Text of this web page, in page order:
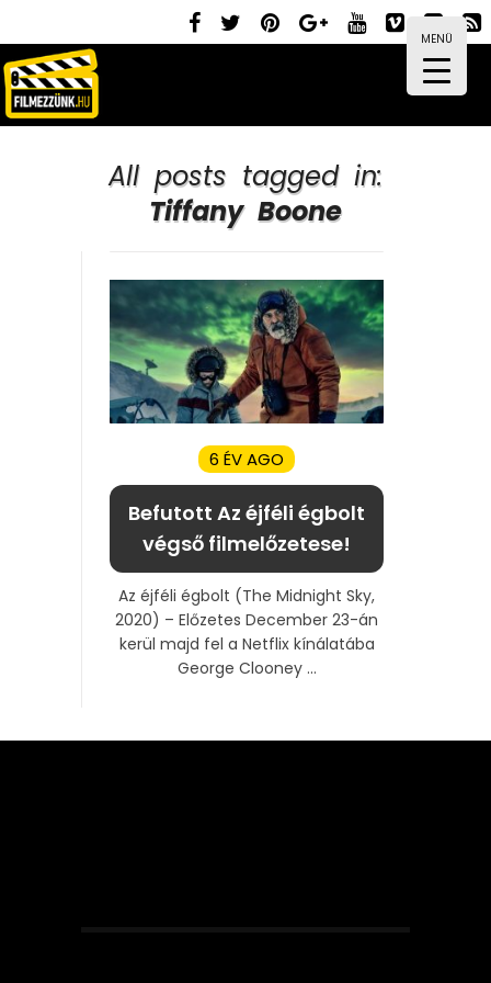
MENÜ
All posts tagged in:
Tiffany Boone
6 ÉV AGO
Befutott Az éjféli égbolt
végső filmelőzetese!
Az éjféli égbolt (The Midnight Sky,
2020) – Előzetes December 23-án
kerül majd fel a Netflix kínálatába
George Clooney ...